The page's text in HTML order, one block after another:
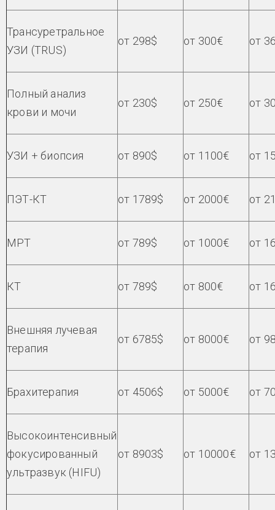
Трансуретральное
УЗИ (TRUS)
от 298$ от 300€ от
Полный анализ
крови и мочи
от 230$ от 250€ от
УЗИ + биопсия от 890$ от 1100€ от
ПЭТ-КТ от 1789$ от 2000€ от
МРТ от 789$ от 1000€ от
КТ от 789$ от 800€ от
Внешняя лучевая
терапия
от 6785$ от 8000€ от
Брахитерапия от 4506$ от 5000€ от
Высокоинтенсивный
фокусированный
ультразвук (HIFU)
от 8903$ от 10000€ от